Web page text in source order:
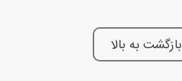
بازگشت به بالا